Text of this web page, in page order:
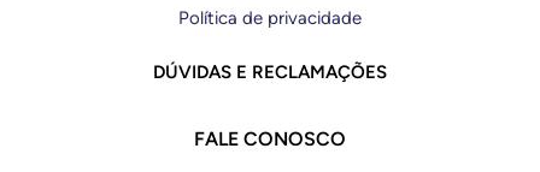
Política de privacidade
DÚVIDAS E RECLAMAÇÕES
FALE CONOSCO